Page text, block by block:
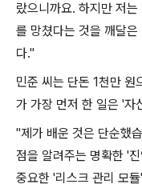
랐으니까요. 하지만 저
를 망쳤다는 것을 깨달
다."
민준 씨는 단돈 1천만 원
가 가장 먼저 한 일은 '자
"제가 배운 것은 단순했
점을 알려주는 명확한 '
중요한 '리스크 관리 모